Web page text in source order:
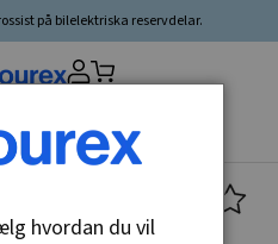
på bilelektriska reservdelar.
▼
hvordan du vil